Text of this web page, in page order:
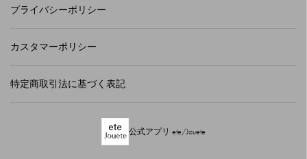
プライバシーポリシー
カスタマーポリシー
特定商取引法に基づく表記
公式アプリ ete/Jouete